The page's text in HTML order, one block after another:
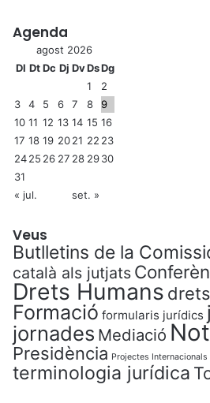
Agenda
agost 2026
Dl DtDc Dj DvDsDg
1
2
3
4 5 6 7 8
9
10 11 12 13 14 15 16
17 18 19 2021 22 23
2425 26 27 28 2930
31
« jul.
set. »
Veus
Butlletins de la
català als jutjats
Drets Humans
Formació formularis jurídics
jornades Mediació
Presidència Projectes Internacionals
terminologia jurídica